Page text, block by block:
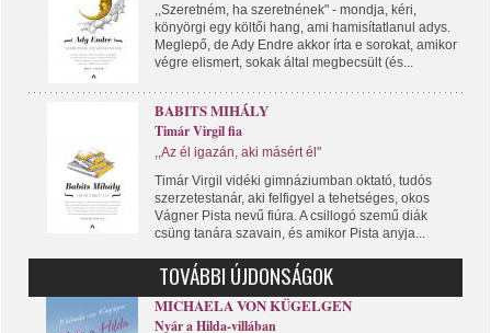
,,Szeretném, ha szeretnének" - mondja, kéri,
könyörgi egy költői hang, ami hamisítatlanul adys.
Meglepő, de Ady Endre akkor írta e sorokat, amikor
végre elismert, sokak által megbecsült (és...
BABITS MIHÁLY
Timár Virgil fia
,,Az él igazán, aki másért él"
Timár Virgil vidéki gimnáziumban oktató, tudós
szerzetestanár, aki felfigyel a tehetséges, okos
Vágner Pista nevű fiúra. A csillogó szemű diák
csüng tanára szavain, és amikor Pista anyja...
TOVÁBBI ÚJDONSÁGOK
MICHAELA VON KÜGELGEN
Nyár a Hilda-villában